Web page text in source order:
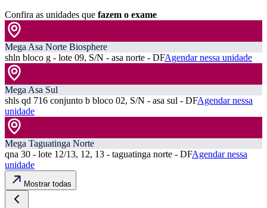
Confira as unidades que fazem o exame
Mega Asa Norte Biosphere
shln bloco g - lote 09, S/N - asa norte - DFAgendar nessa unidade
Mega Asa Sul
shls qd 716 conjunto b bloco 02, S/N - asa sul - DFAgendar nessa
unidade
Mega Taguatinga Norte
qna 30 - lote 12/13, 12, 13 - taguatinga norte - DFAgendar nessa
unidade
Mostrar todas